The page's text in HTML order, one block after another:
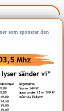
som sponsrar den